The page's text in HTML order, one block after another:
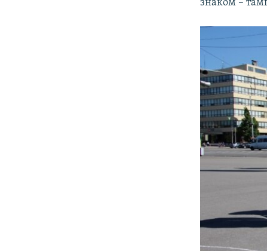
знаком –